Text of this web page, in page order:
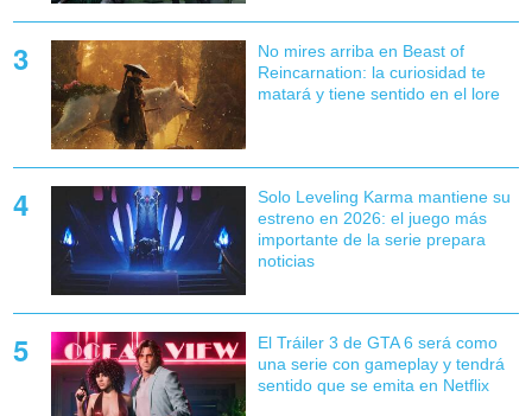
No mires arriba en Beast of
Reincarnation: la curiosidad te
matará y tiene sentido en el lore
Solo Leveling Karma mantiene su
estreno en 2026: el juego más
importante de la serie prepara
noticias
El Tráiler 3 de GTA 6 será como
una serie con gameplay y tendrá
sentido que se emita en Netflix